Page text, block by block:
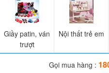
Về kiểu dáng:
Bể bơi phao có
thì các mẫu bể bơi phao hình
nhất. Ngoài ra, bể bơi phao
đặc biệt khác như: bể bơi phao
Giầy patin, ván
trượt
Nội thất trẻ em
Gọi mua hàng :